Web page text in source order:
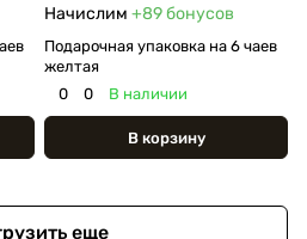
Начислим +89бонусов
Подарочная упаковка на 6 чаев
желтая
0
0 В наличии
В корзину
еще